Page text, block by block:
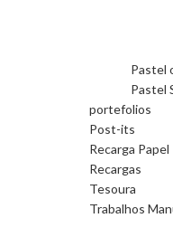
Pastel
Pastel
portefolios
Post-its
Recarga Papel
Recargas
Tesoura
Trabalhos